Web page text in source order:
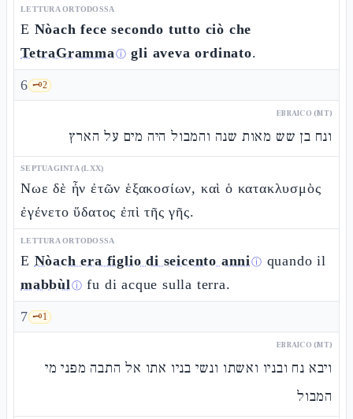
LETTURA ORTODOSSA
E Nòach fece secondo tutto ciò che
TetraGrammaⓘ gli aveva ordinato.
6 🗝️2
EBRAICO (MT)
ונח בן שש מאות שנה והמבול היה מים על הארץ
SEPTUAGINTA (LXX)
Νωε δὲ ἦν ἐτῶν ἑξακοσίων, καὶ ὁ κατακλυσμὸς
ἐγένετο ὕδατος ἐπὶ τῆς γῆς.
LETTURA ORTODOSSA
E Nòach era figlio di seicento anniⓘ quando il
mabbùlⓘ fu di acque sulla terra.
7 🗝️1
EBRAICO (MT)
ויבא נח ובניו ואשתו ונשי בניו אתו אל התבה מפני מי
המבול